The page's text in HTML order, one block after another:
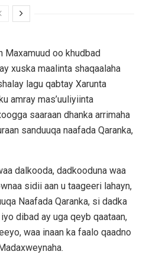
Maxamuud oo khudbad
xuska maalinta shaqaalaha
lagu qabtay Xarunta
amray mas’uuliyiinta
saaraan dhanka arrimaha
sanduuqa naafada Qaranka,
dalkooda, dadkooduna waa
sidii aan u taageeri lahayn,
Naafada Qaranka, si dadka
dibad ay uga qeyb qaataan,
waa inaan ka faalo qaadno